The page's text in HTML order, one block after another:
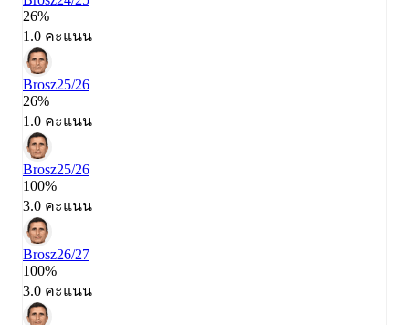
26%
1.0 คะแนน
Brosz25/26
26%
1.0 คะแนน
Brosz25/26
100%
3.0 คะแนน
Brosz26/27
100%
3.0 คะแนน